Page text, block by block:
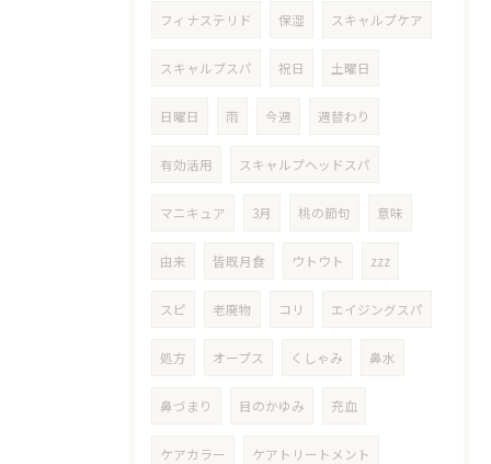
フィナステリド 保湿 スキャルプケア
スキャルプスパ 祝日 土曜日
日曜日 雨 今週 週替わり
有効活用 スキャルプヘッドスパ
マニキュア 3月 桃の節句 意味
由来 皆既月食 ウトウト zzz
スピ 老廃物 コリ エイジングスパ
処方 オープス くしゃみ 鼻水
鼻づまり 目のかゆみ 充血
ケアカラー ケアトリートメント